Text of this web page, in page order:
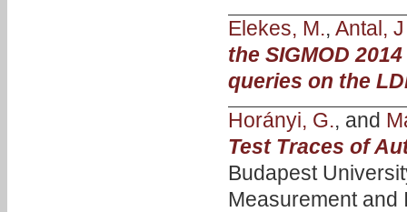
Elekes, M., Antal,
the SIGMOD
queries on the
Horányi, G., and
Test Traces of
Budapest
Measurement and